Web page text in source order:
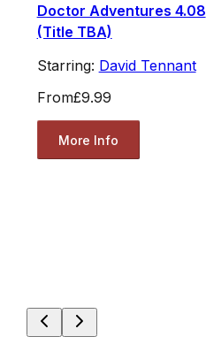
Doctor Adventures 4.08
(Title TBA)
Starring: David Tennant
From£9.99
More Info